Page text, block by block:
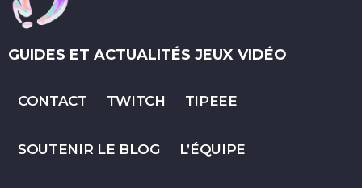
GUIDES ET ACTUALITÉS JEUX VIDÉO
CONTACT TWITCH TIPEEE
SOUTENIR LE BLOG L’ÉQUIPE